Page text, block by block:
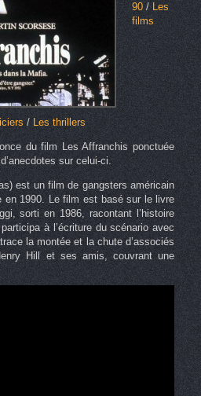
90/ Les
films
/ Les thrillers
du film Les Affranchis ponctuée
sur celui-ci.
est un film de gangsters américain
en 1990. Le film est basé sur le livre
sorti en 1986, racontant l’histoire
à l’écriture du scénario avec
la montée et la chute d’associés
Hill et ses amis, couvrant une